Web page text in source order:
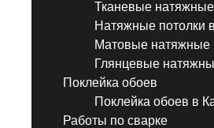
Тканевые натяжные
Натяжные потолки
Матовые натяжные
Глянцевые
Поклейка обоев
Поклейка обоев в
Работы по сварке